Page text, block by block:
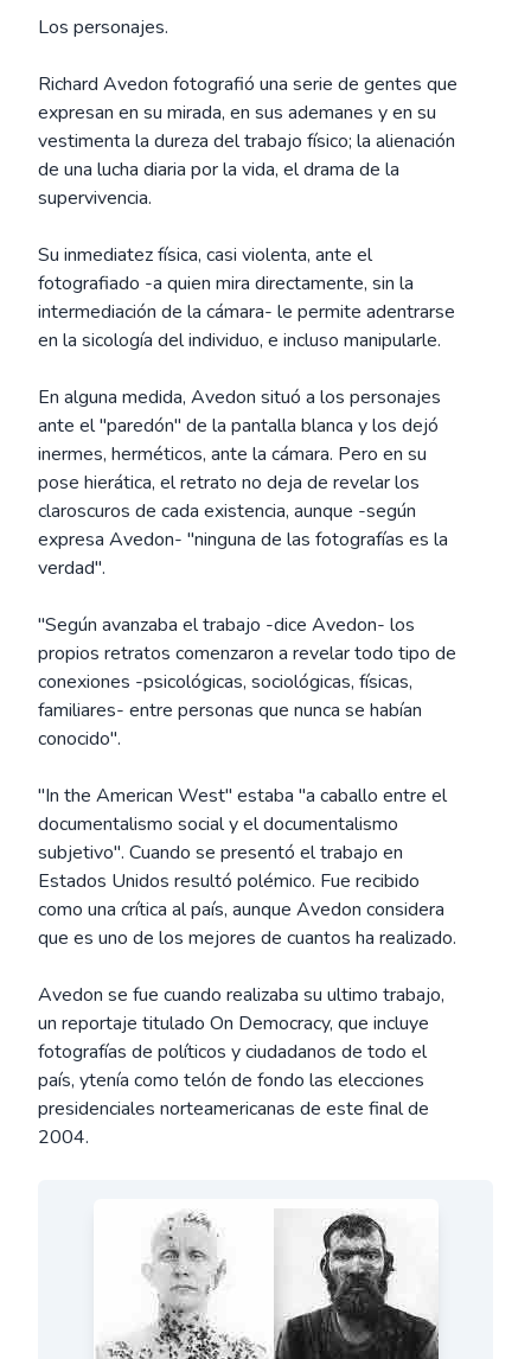
Los personajes.
Richard Avedon fotografió una serie de gentes que
expresan en su mirada, en sus ademanes y en su
vestimenta la dureza del trabajo físico; la alienación
de una lucha diaria por la vida, el drama de la
supervivencia.
Su inmediatez física, casi violenta, ante el
fotografiado -a quien mira directamente, sin la
intermediación de la cámara- le permite adentrarse
en la sicología del individuo, e incluso manipularle.
En alguna medida, Avedon situó a los personajes
ante el "paredón" de la pantalla blanca y los dejó
inermes, herméticos, ante la cámara. Pero en su
pose hierática, el retrato no deja de revelar los
claroscuros de cada existencia, aunque -según
expresa Avedon- "ninguna de las fotografías es la
verdad".
"Según avanzaba el trabajo -dice Avedon- los
propios retratos comenzaron a revelar todo tipo de
conexiones -psicológicas, sociológicas, físicas,
familiares- entre personas que nunca se habían
conocido".
"In the American West" estaba "a caballo entre el
documentalismo social y el documentalismo
subjetivo". Cuando se presentó el trabajo en
Estados Unidos resultó polémico. Fue recibido
como una crítica al país, aunque Avedon considera
que es uno de los mejores de cuantos ha realizado.
Avedon se fue cuando realizaba su ultimo trabajo,
un reportaje titulado On Democracy, que incluye
fotografías de políticos y ciudadanos de todo el
país, ytenía como telón de fondo las elecciones
presidenciales norteamericanas de este final de
2004.